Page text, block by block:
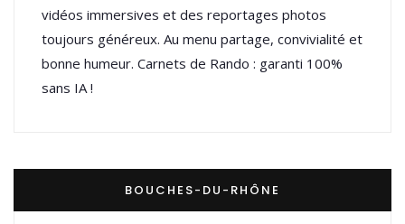
vidéos immersives et des reportages photos
toujours généreux. Au menu partage, convivialité et
bonne humeur. Carnets de Rando : garanti 100%
sans IA !
BOUCHES-DU-RHÔNE